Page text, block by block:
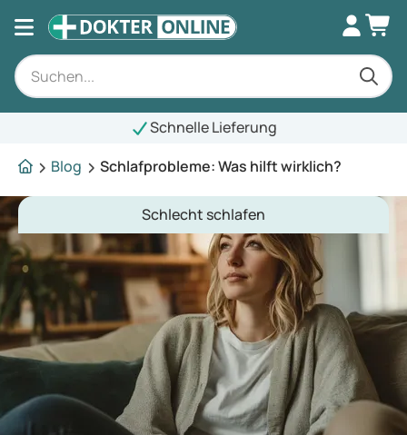
Blog
Schlafprobleme: Was hilft wirklich?
Schlecht schlafen